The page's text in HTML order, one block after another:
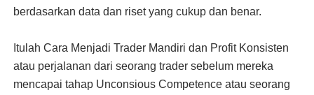
berdasarkan data dan riset yang cukup dan benar.
Itulah Cara Menjadi Trader Mandiri dan Profit Konsisten
atau perjalanan dari seorang trader sebelum mereka
mencapai tahap Unconsious Competence atau seorang